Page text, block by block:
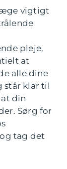
vigtigt
pleje,
at
alle dine
står klar til
din
Sørg for
og tag det